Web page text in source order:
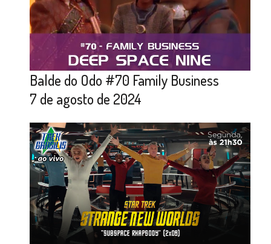
Balde do Odo #70 Family Business
7 de agosto de 2024